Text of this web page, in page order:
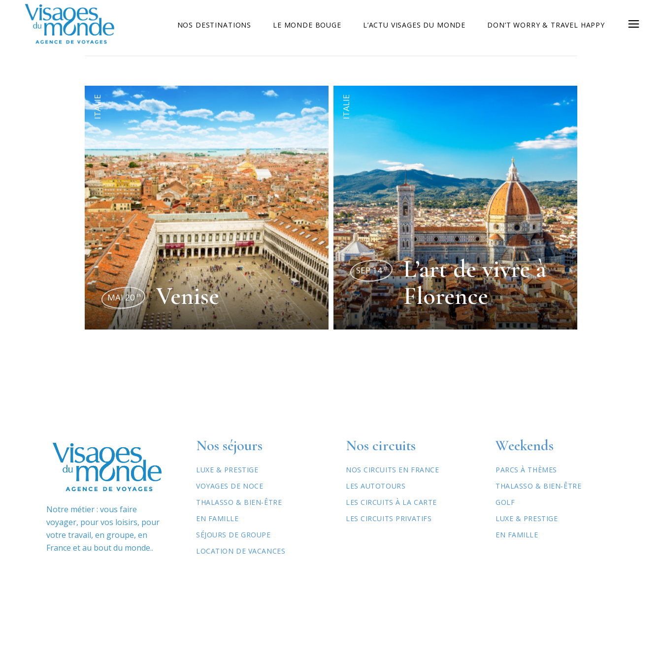
NOS DESTINATIONS LE MONDE BOUGE L’ACTU VISAGES DU MONDE DON’T WORRY & TRAVEL HAPPY
ITALIE
MAI 20 th Venise
ITALIE
SEP 14 th
L’art de vivre à
Florence
Notre métier : vous faire
voyager, pour vos loisirs, pour
votre travail, en groupe, en
France et au bout du monde..
Nos séjours
LUXE & PRESTIGE
VOYAGES DE NOCE
THALASSO & BIEN-ÊTRE
EN FAMILLE
SÉJOURS DE GROUPE
LOCATION DE VACANCES
Nos circuits
NOS CIRCUITS EN FRANCE
LES AUTOTOURS
LES CIRCUITS À LA CARTE
LES CIRCUITS PRIVATIFS
Weekends
PARCS À THÈMES
THALASSO & BIEN-ÊTRE
GOLF
LUXE & PRESTIGE
EN FAMILLE